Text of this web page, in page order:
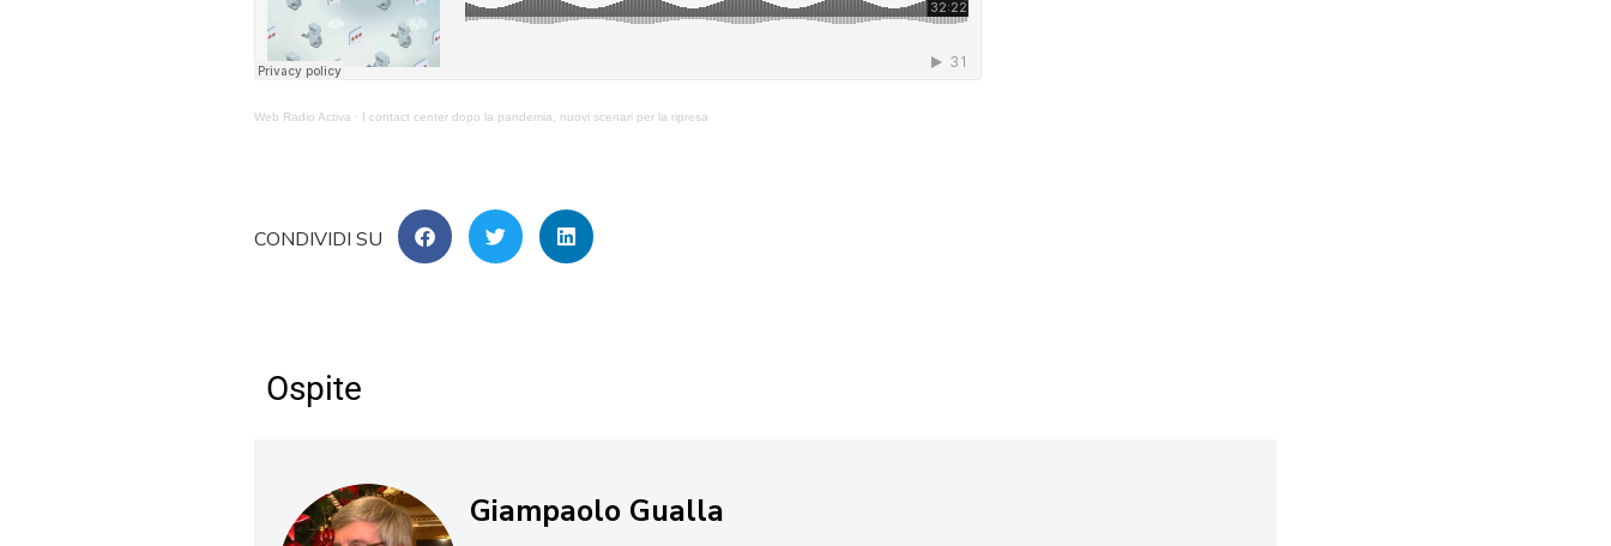
Web Radio Activa · I contact center dopo la pandemia, nuovi scenari per la ripresa
Ospite
Giampaolo Gualla